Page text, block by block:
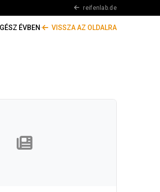
reifenlab.de
ÉVBEN· VISSZA AZ OLDALRA